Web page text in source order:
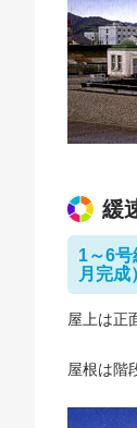
緩
1～6
月完成
屋上は正
屋根は階